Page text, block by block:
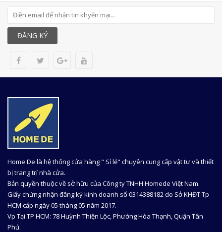
ĐĂNG KÝ
Home De là hệ thống cửa hàng " Sỉ lẻ" chuyên cung cấp vật tư và thiết
bị trang trí nhà cửa.
Bản quyền thuộc về sở hữu của Công ty TNHH Homede Việt Nam.
Giấy chứng nhận đăng ký kinh doanh số 0314388182 do Sở KHĐT Tp
HCM cấp ngày 05 tháng 05 năm 2017.
Vp Tại TP HCM: 78 Huỳnh Thiện Lộc, Phướng Hòa Thạnh, Quận Tân
Phú.